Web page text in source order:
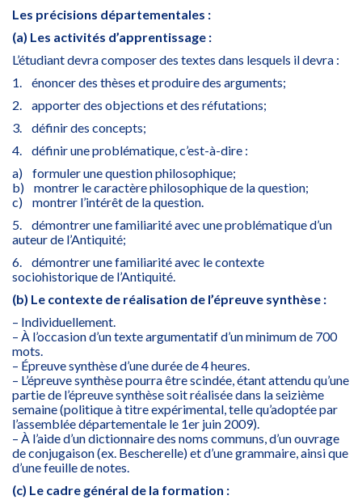
Les précisions départementales :
(a) Les activités d’apprentissage :
L’étudiant devra composer des textes dans lesquels il devra :
1. énoncer des thèses et produire des arguments;
2. apporter des objections et des réfutations;
3. définir des concepts;
4. définir une problématique, c’est-à-dire :
a) formuler une question philosophique;
b) montrer le caractère philosophique de la question;
c) montrer l’intérêt de la question.
5. démontrer une familiarité avec une problématique d’un
auteur de l’Antiquité;
6. démontrer une familiarité avec le contexte
sociohistorique de l’Antiquité.
(b) Le contexte de réalisation de l’épreuve synthèse :
– Individuellement.
– À l’occasion d’un texte argumentatif d’un minimum de 700
mots.
– Épreuve synthèse d’une durée de 4 heures.
– L’épreuve synthèse pourra être scindée, étant attendu qu’une
partie de l’épreuve synthèse soit réalisée dans la seizième
semaine (politique à titre expérimental, telle qu’adoptée par
l’assemblée départementale le 1er juin 2009).
– À l’aide d’un dictionnaire des noms communs, d’un ouvrage
de conjugaison (ex. Bescherelle) et d’une grammaire, ainsi que
d’une feuille de notes.
(c) Le cadre général de la formation :